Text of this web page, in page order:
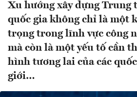
Xu hướng xây dựng Trung
quốc gia không chỉ là một
trọng trong lĩnh vực công
mà còn là một yếu tố cần
hình tương lai của các
giới…